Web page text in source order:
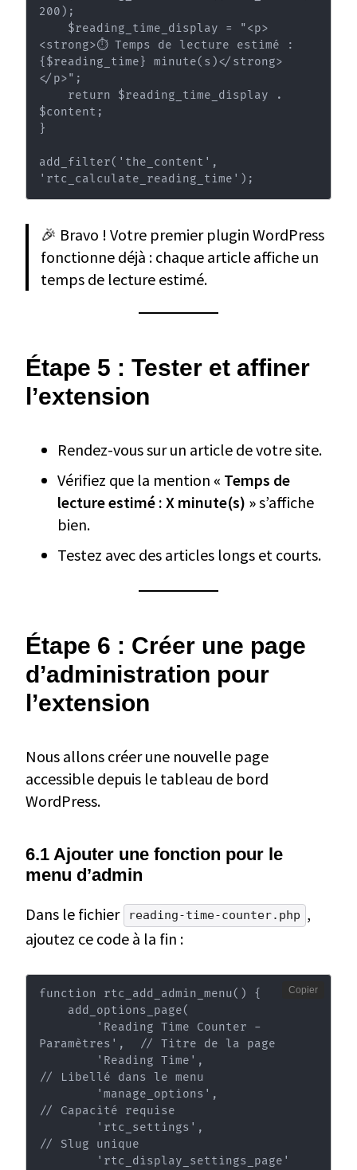
200);
<strong>⏱️ Temps de lecture estimé :
{$reading_time} minute(s)</strong>
</p>";
$content;
}
add_filter('the_content',
'rtc_calculate_reading_time');
🎉 Bravo ! Votre premier plugin WordPress
fonctionne déjà : chaque article affiche un
temps de lecture estimé.
Étape 5 : Tester et affiner
l’extension
Rendez-vous sur un article de votre site.
Vérifiez que la mention « Temps de
lecture estimé : X minute(s) »s’affiche
bien.
Testez avec des articles longs et courts.
Étape 6 : Créer une page
d’administration pour
l’extension
Nous allons créer une nouvelle page
accessible depuis le tableau de bord
WordPress.
6.1 Ajouter une fonction pour le
menu d’admin
Dans le fichier
reading-time-counter.php ,
ajoutez ce code à la fin :
function rtc_add_admin_menu() {
Paramètres',  // Titre de la page
// Libellé dans le menu
// Capacité requise
// Slug unique
Copier